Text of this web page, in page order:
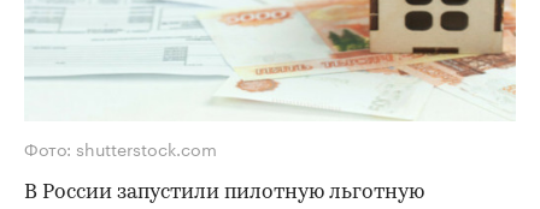
Фото: shutterstock.com
В России запустили пилотную льготную